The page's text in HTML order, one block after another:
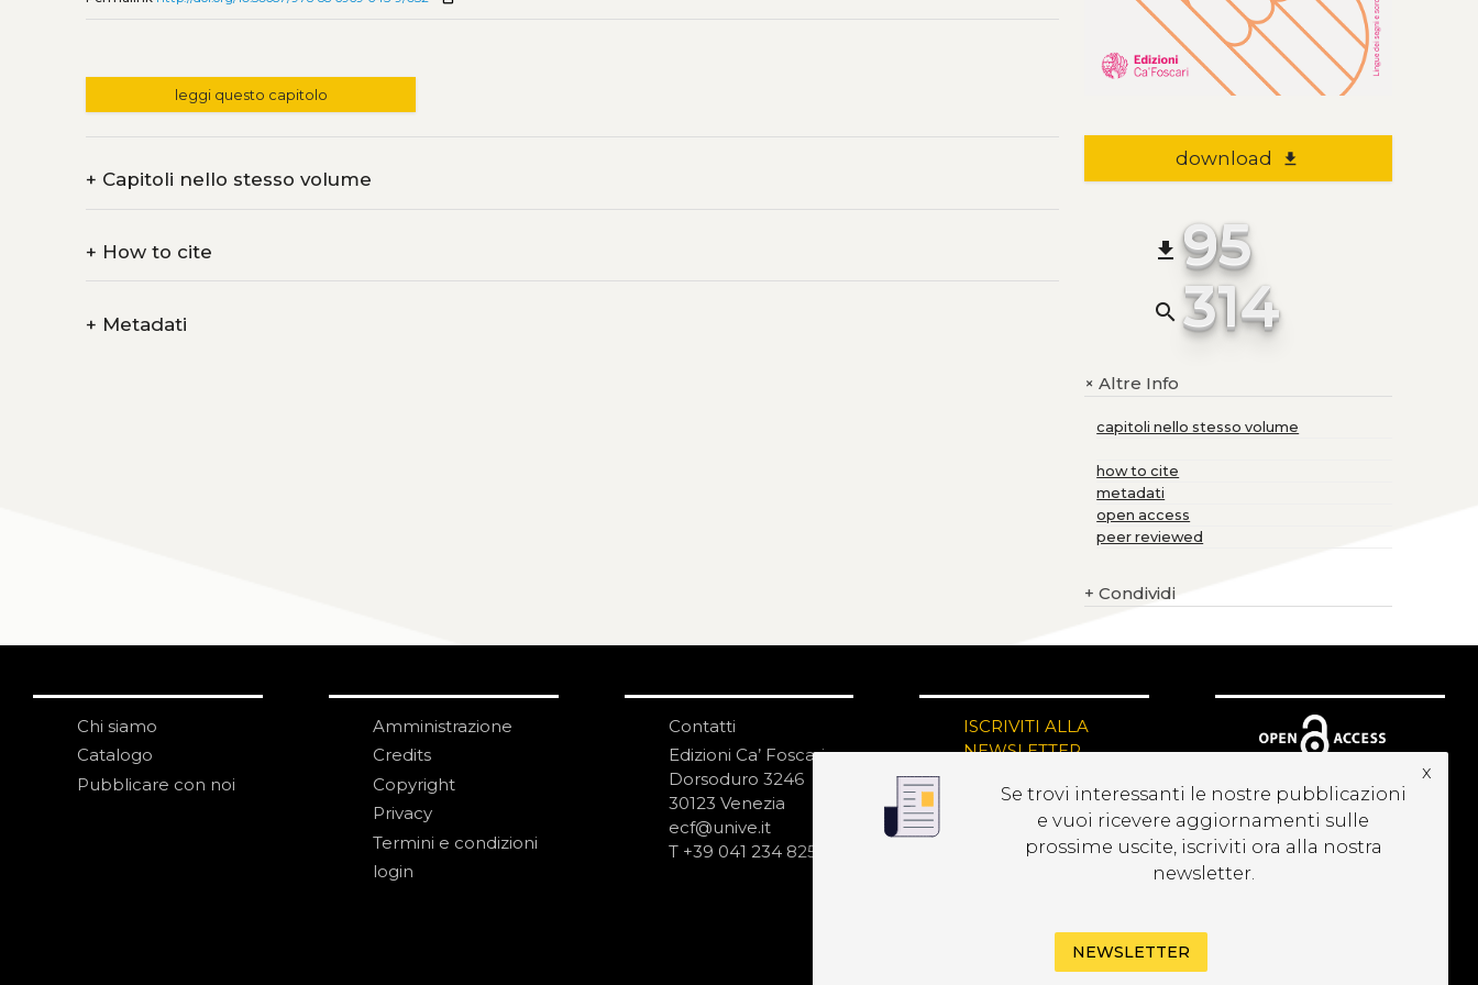
leggi questo capitolo
+ Capitoli nello stesso volume
+ How to cite
+ Metadati
download file_download
file_download 95
search 314
+Altre Info
capitoli nello stesso volume
how to cite
metadati
open access
peer reviewed
+ Condividi
Chi siamo
Catalogo
Pubblicare con noi
Amministrazione
Credits
Copyright
Privacy
Termini e condizioni
login
Contatti
Edizioni Ca’ Foscari
Dorsoduro 3246
30123 Venezia
ecf@unive.it
T +39 041 234 8250
ISCRIVITI ALLA
NEWSLETTER
Se trovi interessanti le nostre pubblicazioni
e vuoi ricevere aggiornamenti sulle
prossime uscite, iscriviti ora alla nostra
newsletter.
x
NEWSLETTER